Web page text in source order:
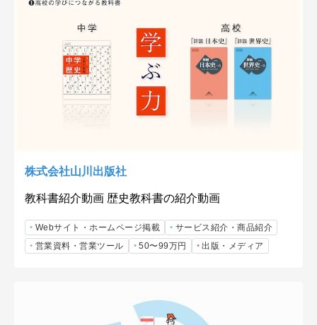
株式会社山川出版社
教科書紹介動画 歴史教科書の紹介動画
Webサイト・ホームページ掲載
サービス紹介・商品紹介
営業資料・営業ツール
50〜99万円 出版・メディア